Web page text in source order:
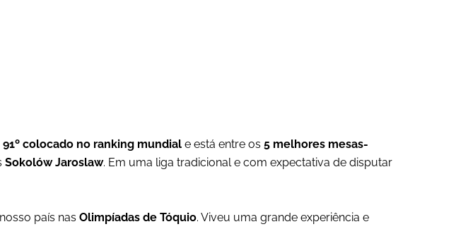
91º colocado no ranking mundial e está entre os 5 melhores mesas-
Sokolów Jaroslaw. Em uma liga tradicional e com expectativa de disputar
país nas Olimpíadas de Tóquio. Viveu uma grande experiência e